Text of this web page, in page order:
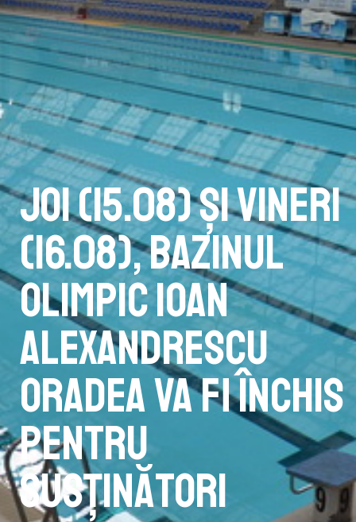
Joi (15.08) și vineri
(16.08), bazinul
olimpic Ioan
Alexandrescu
Oradea va fi închis
pentru
susținători